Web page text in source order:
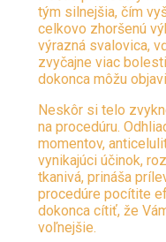
tým silnejšia, čím
celkovo zhoršenú
výrazná svalovica,
zvyčajne viac
dokonca môžu
Neskôr si telo
na procedúru.
momentov,
vynikajúci účinok,
tkanivá, prináša
procedúre pocítite
dokonca cítiť, že
voľnejšie.